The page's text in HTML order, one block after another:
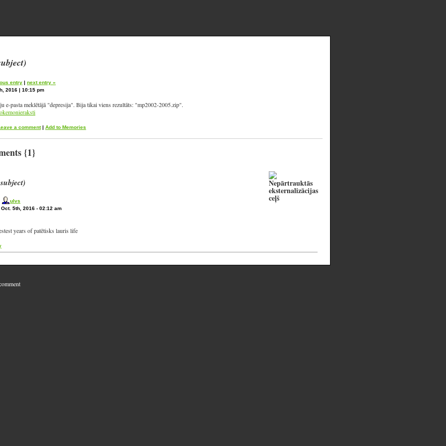
entry | next entry »
2016 | 10:15 pm
e-pasta meklētājā "depresija". Bija tikai viens rezultāts: "mp2002-2005.zip".
a comment| Add to Memories
{1}
ulvs
Oct. 5th, 2016 - 02:12 am
years of patētisks lauris life